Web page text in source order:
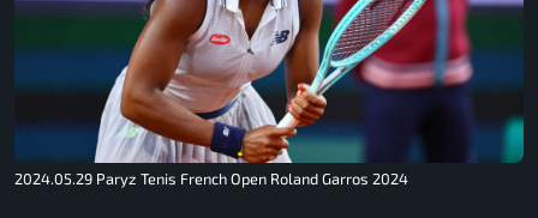
2024.05.29 Paryz Tenis French Open Roland Garros 2024